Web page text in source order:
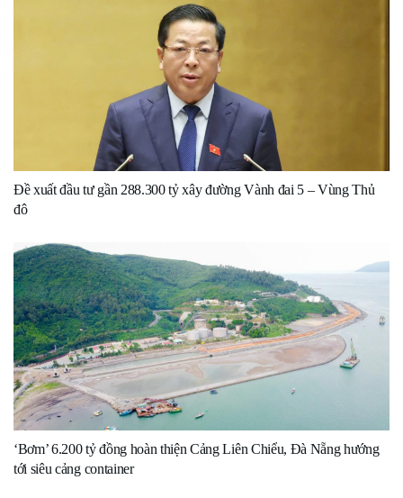
Đề xuất đầu tư gần 288.300 tỷ xây đường Vành đai 5 – Vùng Thủ
đô
‘Bơm’ 6.200 tỷ đồng hoàn thiện Cảng Liên Chiểu, Đà Nẵng hướng
tới siêu cảng container